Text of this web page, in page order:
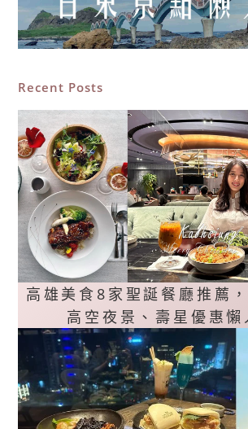
Recent Posts
高雄美食8家聖誕餐廳推薦
高空夜景、壽星優惠懶